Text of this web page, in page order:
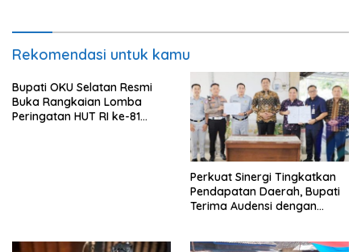
Rekomendasi untuk kamu
Bupati OKU Selatan Resmi
Buka Rangkaian Lomba
Peringatan HUT RI ke-81
Perkuat Sinergi Tingkatkan
Pendapatan Daerah, Bupati
Terima Audensi dengan